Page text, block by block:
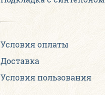
Условия оплаты
Доставка
Условия пользования